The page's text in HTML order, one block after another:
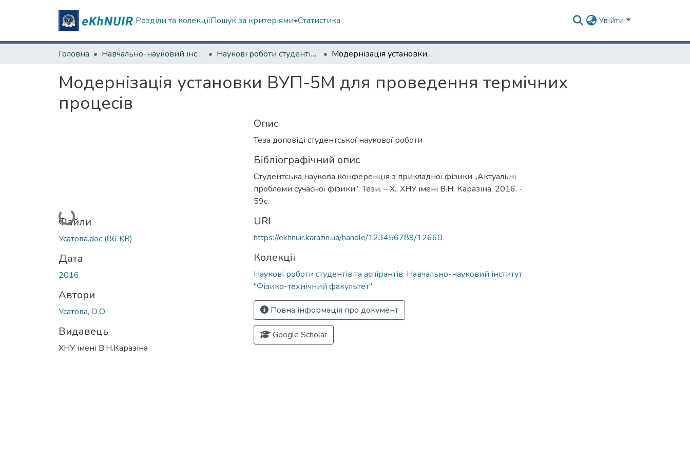
Розділи та колекціїПошук за критеріями Статистика Увійти
Головна Навчально-науковий інститут "Фізико-технічний факультет" Наукові роботи студентів та аспірантів. Навчально-науковий інститут "Фізико-технічний факультет" Модернізація установки ВУП-5М для проведення термічних процесів
Модернізація установки ВУП-5М для проведення термічних
процесів
Вантажиться...
Файли
Усатова.doc (86 KB)
Дата
2016
Автори
Усатова, О.О.
Видавець
ХНУ імені В.Н.Каразіна
Опис
Теза доповіді студентської наукової роботи
Бібліографічний опис
Студентська наукова конференція з прикладної фізики „Актуальні
проблеми сучасної фізики”: Тези. – Х.: ХНУ імені В.Н. Каразіна, 2016. -
59с.
URI
https://ekhnuir.karazin.ua/handle/123456789/12660
Колекції
Наукові роботи студентів та аспірантів. Навчально-науковий інститут
"Фізико-технічний факультет"
Повна інформація про документ
Google Scholar